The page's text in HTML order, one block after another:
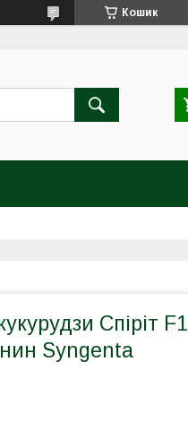
Кошик
Спіріт F1
Syngenta